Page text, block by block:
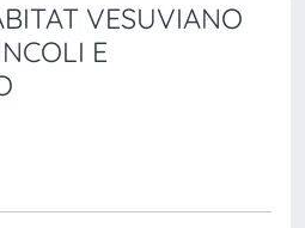
VESUVIANO
E